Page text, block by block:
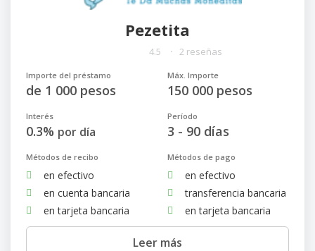
Pezetita
4.5 2 reseñas
Importe del préstamo
de 1 000 pesos
Máx. Importe
150 000 pesos
Interés
0.3% por día
Período
3 - 90 días
Métodos de recibo
en efectivo
en cuenta bancaria
en tarjeta bancaria
Métodos de pago
en efectivo
transferencia bancaria
en tarjeta bancaria
Leer más